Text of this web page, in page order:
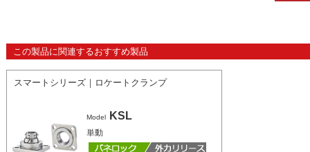
この製品に関連するおすすめ製品
スマートシリーズ｜ロケートクランプ
Model KSL
単動